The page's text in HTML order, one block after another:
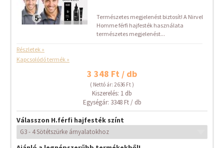
Természetes megjelenést biztosít! A Nirvel
Homme férfi hajfesték használata
természetes megjelenést...
Részletek »
Kapcsolódó termék »
3 348 Ft / db
( Nettó ár: 2 636 Ft )
Kiszerelés: 1 db
Egységár: 3348 Ft / db
Válasszon H.férfi hajfesték színt